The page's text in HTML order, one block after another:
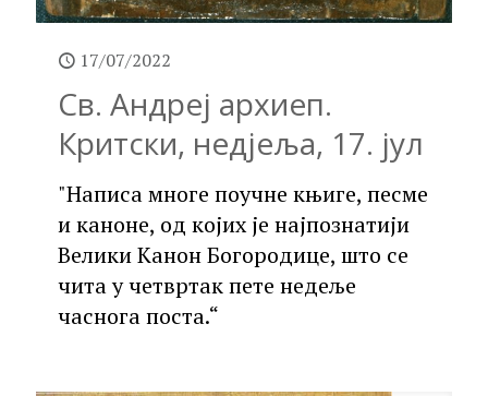
17/07/2022
Св. Андреј архиеп.
Критски, недјеља, 17. јул
"Написа многе поучне књиге, песме
и каноне, од којих је најпознатији
Велики Канон Богородице, што се
чита у четвртак пете недеље
часнога поста.“